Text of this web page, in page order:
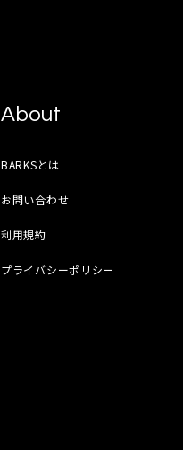
About
BARKSとは
お問い合わせ
利用規約
プライバシーポリシー